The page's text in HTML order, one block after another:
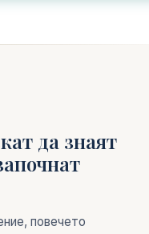
да знаят
повечето